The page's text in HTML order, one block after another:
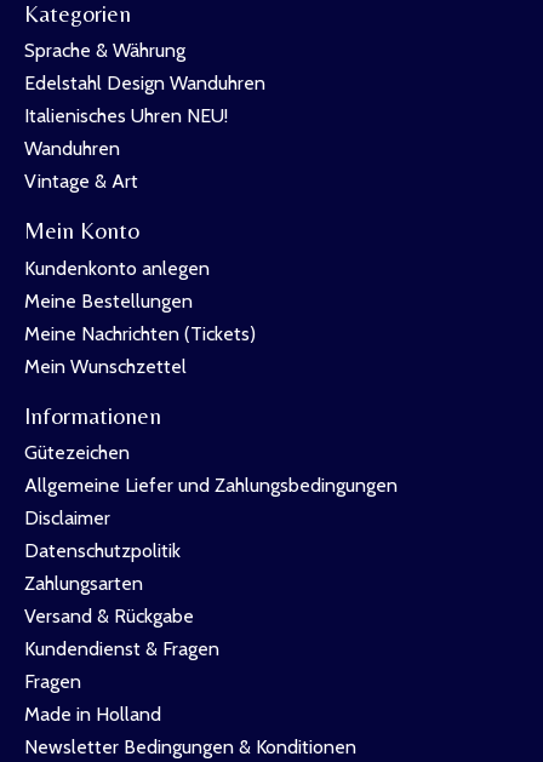
Kategorien
Sprache & Währung
Edelstahl Design Wanduhren
Italienisches Uhren NEU!
Wanduhren
Vintage & Art
Mein Konto
Kundenkonto anlegen
Meine Bestellungen
Meine Nachrichten (Tickets)
Mein Wunschzettel
Informationen
Gütezeichen
Allgemeine Liefer und Zahlungsbedingungen
Disclaimer
Datenschutzpolitik
Zahlungsarten
Versand & Rückgabe
Kundendienst & Fragen
Fragen
Made in Holland
Newsletter Bedingungen & Konditionen